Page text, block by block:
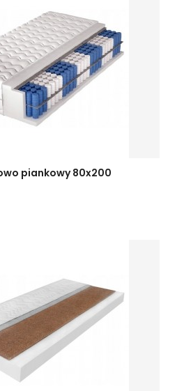
piankowy 80x200